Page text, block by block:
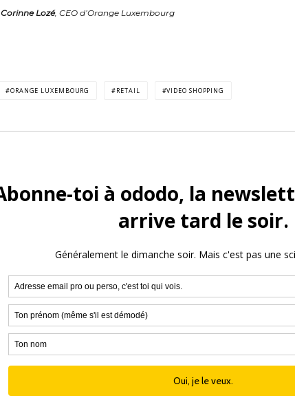
Corinne Lozé, CEO d’Orange Luxembourg
ORANGE LUXEMBOURG RETAIL VIDEO SHOPPING